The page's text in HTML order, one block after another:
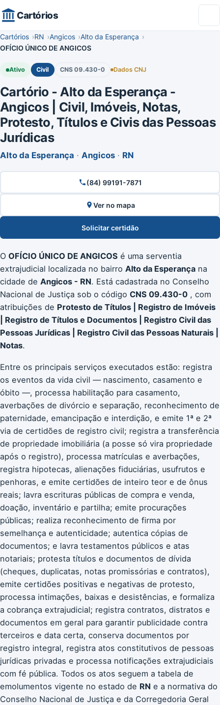
Cartórios
Cartórios RN Angicos
Alto da Esperança
OFÍCIO ÚNICO DE ANGICOS
Ativo Civil CNS 09.430-0 Dados CNJ
Cartório - Alto da Esperança -
Angicos | Civil, Imóveis, Notas,
Protesto, Títulos e Civis das Pessoas
Jurídicas
Alto da Esperança · Angicos · RN
(84) 99191-7871
Ver no mapa
Solicitar certidão
O OFÍCIO ÚNICO DE ANGICOS é uma serventia
extrajudicial localizada no bairro Alto da Esperança na
cidade de Angicos - RN. Está cadastrada no Conselho
Nacional de Justiça sob o código CNS 09.430-0 , com
atribuições de Protesto de Títulos | Registro de Imóveis
| Registro de Títulos e Documentos | Registro Civil das
Pessoas Jurídicas | Registro Civil das Pessoas Naturais |
Notas.
Entre os principais serviços executados estão: registra
os eventos da vida civil — nascimento, casamento e
óbito —, processa habilitação para casamento,
averbações de divórcio e separação, reconhecimento de
paternidade, emancipação e interdição, e emite 1ª e 2ª
via de certidões de registro civil; registra a transferência
de propriedade imobiliária (a posse só vira propriedade
após o registro), processa matrículas e averbações,
registra hipotecas, alienações fiduciárias, usufrutos e
penhoras, e emite certidões de inteiro teor e de ônus
reais; lavra escrituras públicas de compra e venda,
doação, inventário e partilha; emite procurações
públicas; realiza reconhecimento de firma por
semelhança e autenticidade; autentica cópias de
documentos; e lavra testamentos públicos e atas
notariais; protesta títulos e documentos de dívida
(cheques, duplicatas, notas promissórias e contratos),
emite certidões positivas e negativas de protesto,
processa intimações, baixas e desistências, e formaliza
a cobrança extrajudicial; registra contratos, distratos e
documentos em geral para garantir publicidade contra
terceiros e data certa, conserva documentos por
registro integral, registra atos constitutivos de pessoas
jurídicas privadas e processa notificações extrajudiciais
com fé pública. Todos os atos seguem a tabela de
emolumentos vigente no estado de RN e a normativa do
Conselho Nacional de Justiça e da Corregedoria Geral